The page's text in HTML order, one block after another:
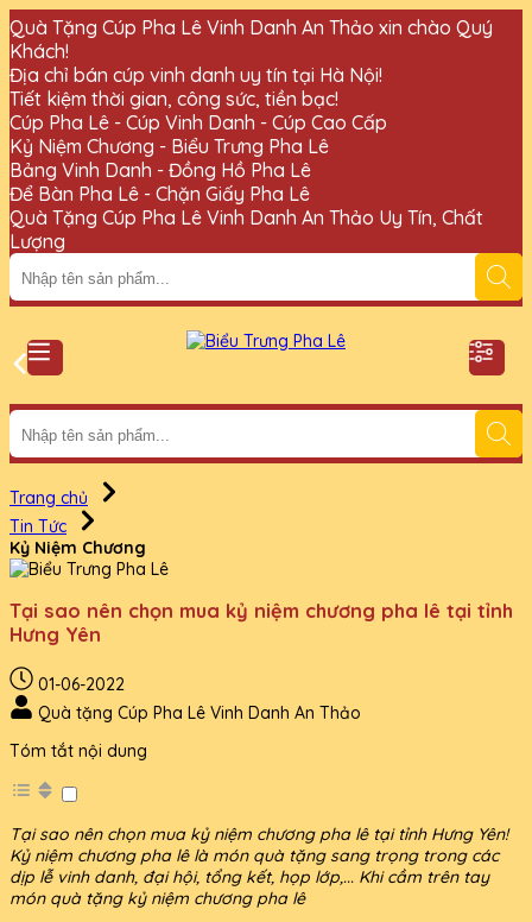
Quà Tặng Cúp Pha Lê Vinh Danh An Thảo xin chào Quý
Khách!
Địa chỉ bán cúp vinh danh uy tín tại Hà Nội!
Tiết kiệm thời gian, công sức, tiền bạc!
Cúp Pha Lê - Cúp Vinh Danh - Cúp Cao Cấp
Kỷ Niệm Chương - Biểu Trưng Pha Lê
Bảng Vinh Danh - Đồng Hồ Pha Lê
Để Bàn Pha Lê - Chặn Giấy Pha Lê
Quà Tặng Cúp Pha Lê Vinh Danh An Thảo Uy Tín, Chất
Lượng
Trang chủ
Tin Tức
Kỷ Niệm Chương
Tại sao nên chọn mua kỷ niệm chương pha lê tại tỉnh
Hưng Yên
01-06-2022
Quà tặng Cúp Pha Lê Vinh Danh An Thảo
Tóm tắt nội dung
Tại sao nên chọn mua kỷ niệm chương pha lê tại tỉnh Hưng Yên!
Kỷ niệm chương pha lê là món quà tặng sang trọng trong các
dịp lễ vinh danh, đại hội, tổng kết, họp lớp,... Khi cầm trên tay
món quà tặng kỷ niệm chương pha lê